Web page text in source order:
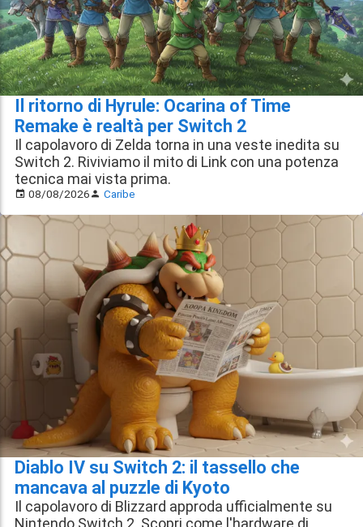
Il ritorno di Hyrule: Ocarina of Time
Remake è realtà per Switch 2
Il capolavoro di Zelda torna in una veste inedita su
Switch 2. Riviviamo il mito di Link con una potenza
tecnica mai vista prima.
08/08/2026 Caribe
Diablo IV su Switch 2: il tassello che
mancava al puzzle di Kyoto
Il capolavoro di Blizzard approda ufficialmente su
Nintendo Switch 2. Scopri come l'hardware di